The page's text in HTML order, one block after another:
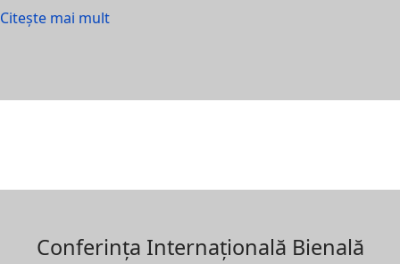
Citește mai mult
Conferința Internațională Bienală